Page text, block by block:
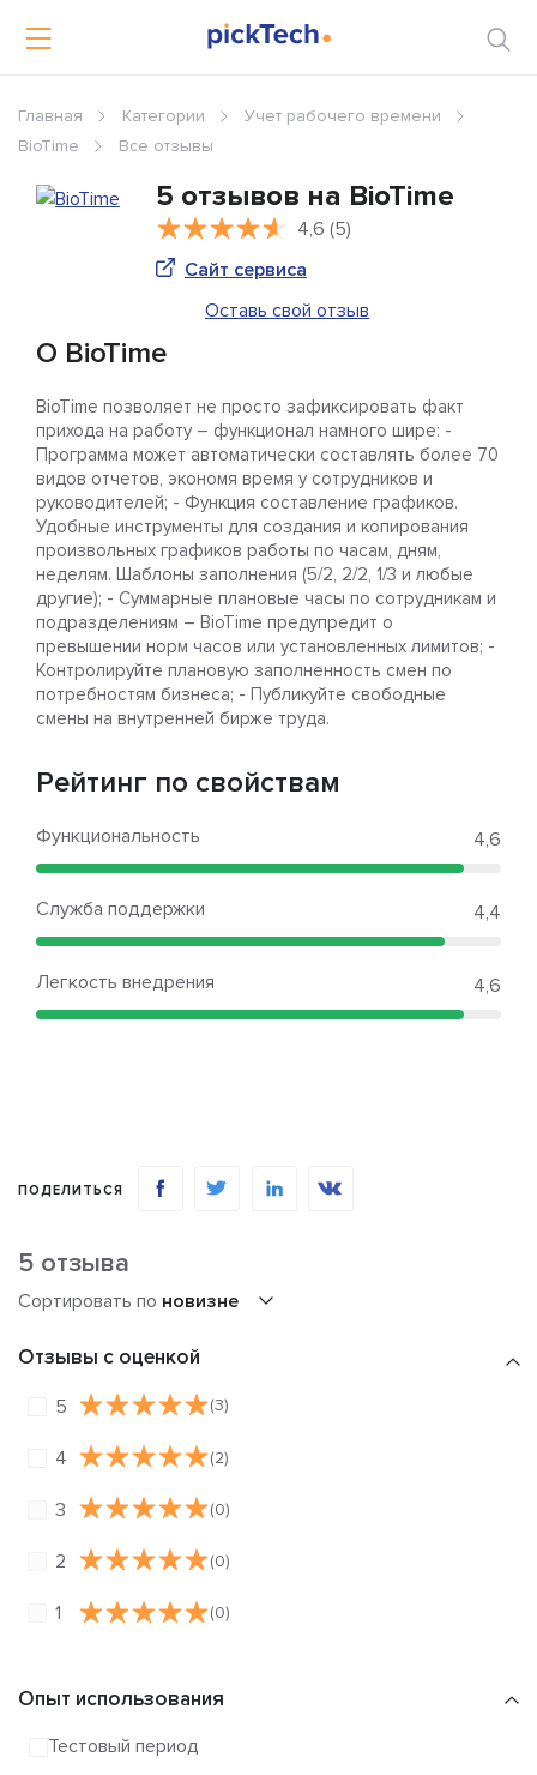
Главная Категории
Учет рабочего времени
BioTime
Все отзывы
5 отзывов на BioTime
4,6 (5)
Сайт сервиса
Оставь свой отзыв
О BioTime
BioTime позволяет не просто зафиксировать факт
прихода на работу – функционал намного шире: -
Программа может автоматически составлять более 70
видов отчетов, экономя время у сотрудников и
руководителей; - Функция составление графиков.
Удобные инструменты для создания и копирования
произвольных графиков работы по часам, дням,
неделям. Шаблоны заполнения (5/2, 2/2, 1/3 и любые
другие); - Суммарные плановые часы по сотрудникам и
подразделениям – BioTime предупредит о
превышении норм часов или установленных лимитов; -
Контролируйте плановую заполненность смен по
потребностям бизнеса; - Публикуйте свободные
смены на внутренней бирже труда.
Рейтинг по свойствам
Функциональность 4,6
Служба поддержки 4,4
Легкость внедрения 4,6
ПОДЕЛИТЬСЯ
5 отзыва
Сортировать по новизне
Отзывы с оценкой
5 (3)
4 (2)
3 (0)
2 (0)
1 (0)
Опыт использования
Тестовый период